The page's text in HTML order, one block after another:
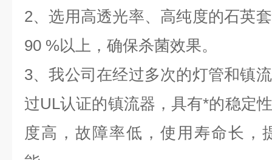
2、选用高透光率、高纯度的石英
90 %以上，确保杀菌效果。
3、我公司在经过多次的灯管和镇
过UL认证的镇流器，具有*的稳定
度高，故障率低，使用寿命长，